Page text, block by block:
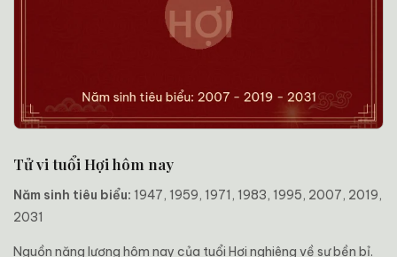
Tử vi tuổi Hợi hôm nay
Năm sinh tiêu biểu: 1947, 1959, 1971, 1983, 1995, 2007, 2019,
2031
Nguồn năng lượng hôm nay của tuổi Hợi nghiêng về sự bền bỉ.